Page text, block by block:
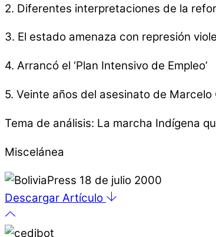
2. Diferentes interpretaciones de la
3. El estado amenaza con represión
4. Arrancó el ‘Plan Intensivo de Empleo’
5. Veinte años del asesinato de Marcelo
Tema de análisis: La marcha Indígena
Miscelánea
Descargar Artículo